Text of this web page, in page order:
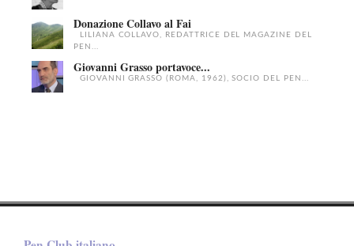
Donazione Collavo al Fai
LILIANA COLLAVO, REDATTRICE DEL MAGAZINE DEL
PEN...
Giovanni Grasso portavoce...
GIOVANNI GRASSO (ROMA, 1962), SOCIO DEL PEN...